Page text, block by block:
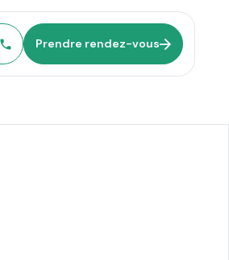
Prendre rendez-vous